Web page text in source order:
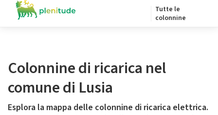
Tutte le
colonnine
Colonnine di ricarica nel
comune di Lusia
Esplora la mappa delle colonnine di ricarica elettrica.